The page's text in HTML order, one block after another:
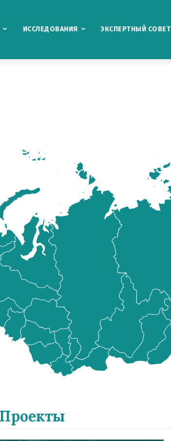
ИССЛЕДОВАНИЯ ЭКСПЕРТНЫЙ СОВЕТ
Проекты